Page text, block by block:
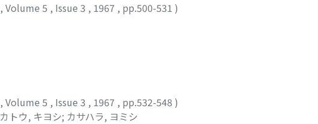
, Volume 5 , Issue 3 , 1967 , pp.500-531 )
, Volume 5 , Issue 3 , 1967 , pp.532-548 )
カトウ, キヨシ; カサハラ, ヨミシ